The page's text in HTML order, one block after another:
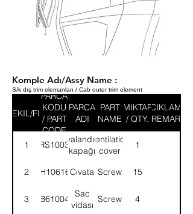
Komple Adı/Assy Name :
S/k dış trim elemanları / Cab outer trim element
SEKIL/FIG
PARCA
KODU
/ PART
CODE
PARCA
ADI
PART
NAME
MIKTAR
/ QTY.
ACIKLAMA
/ REMARK
1 58RS100316
Havalandırma
kapağı
Ventilation
cover
1
2 SH106164Cıvata Screw 15
3 AB610044
Sac
vidası
Screw 4